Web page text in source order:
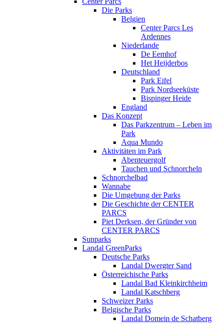
Die Parks
Belgien
Center Parcs Les
Ardennes
Niederlande
De Eemhof
Het Heijderbos
Deutschland
Park Eifel
Park Nordseeküste
Bispinger Heide
England
Das Konzept
Das Parkzentrum – Leben im
Park
Aqua Mundo
Aktivitäten im Park
Abenteuergolf
Tauchen und Schnorcheln
Schnorchelbad
Wannabe
Die Umgebung der Parks
Die Geschichte der CENTER
PARCS
Piet Derksen, der Gründer von
CENTER PARCS
Sunparks
Landal GreenParks
Deutsche Parks
Landal Dwergter Sand
Österreichische Parks
Landal Bad Kleinkirchheim
Landal Katschberg
Schweizer Parks
Belgische Parks
Landal Domein de Schatberg